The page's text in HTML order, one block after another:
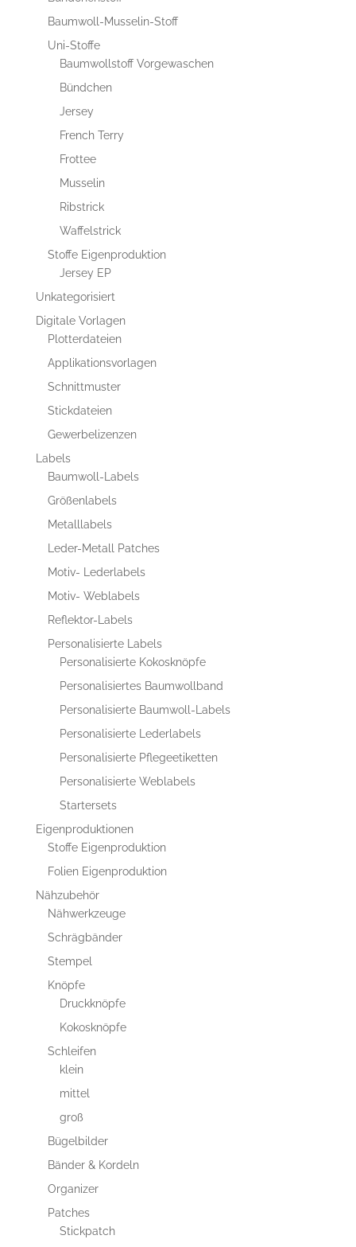
Baumwoll-Musselin-Stoff
Uni-Stoffe
Baumwollstoff Vorgewaschen
Bündchen
Jersey
French Terry
Frottee
Musselin
Ribstrick
Waffelstrick
Stoffe Eigenproduktion
Jersey EP
Unkategorisiert
Digitale Vorlagen
Plotterdateien
Applikationsvorlagen
Schnittmuster
Stickdateien
Gewerbelizenzen
Labels
Baumwoll-Labels
Größenlabels
Metalllabels
Leder-Metall Patches
Motiv- Lederlabels
Motiv- Weblabels
Reflektor-Labels
Personalisierte Labels
Personalisierte Kokosknöpfe
Personalisiertes Baumwollband
Personalisierte Baumwoll-Labels
Personalisierte Lederlabels
Personalisierte Pflegeetiketten
Personalisierte Weblabels
Startersets
Eigenproduktionen
Stoffe Eigenproduktion
Folien Eigenproduktion
Nähzubehör
Nähwerkzeuge
Schrägbänder
Stempel
Knöpfe
Druckknöpfe
Kokosknöpfe
Schleifen
klein
mittel
groß
Bügelbilder
Bänder & Kordeln
Organizer
Patches
Stickpatch